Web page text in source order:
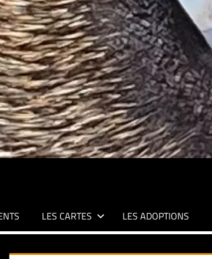
LES CARTES LES ADOPTIONS